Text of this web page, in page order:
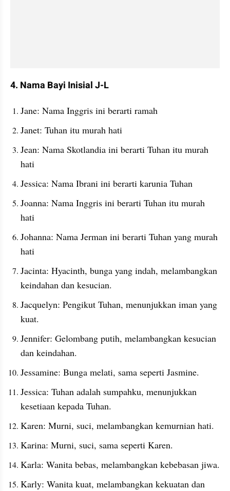
4. Nama Bayi Inisial J-L
Jane: Nama Inggris ini berarti ramah
Janet: Tuhan itu murah hati
Jean: Nama Skotlandia ini berarti Tuhan itu murah
hati
Jessica: Nama Ibrani ini berarti karunia Tuhan
Joanna: Nama Inggris ini berarti Tuhan itu murah
hati
Johanna: Nama Jerman ini berarti Tuhan yang murah
hati
Jacinta: Hyacinth, bunga yang indah, melambangkan
keindahan dan kesucian.
Jacquelyn: Pengikut Tuhan, menunjukkan iman yang
kuat.
Jennifer: Gelombang putih, melambangkan kesucian
dan keindahan.
Jessamine: Bunga melati, sama seperti Jasmine.
Jessica: Tuhan adalah sumpahku, menunjukkan
kesetiaan kepada Tuhan.
Karen: Murni, suci, melambangkan kemurnian hati.
Karina: Murni, suci, sama seperti Karen.
Karla: Wanita bebas, melambangkan kebebasan jiwa.
Karly: Wanita kuat, melambangkan kekuatan dan